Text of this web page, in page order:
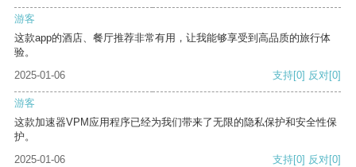
游客
这款app的酒店、餐厅推荐非常有用，让我能够享受到高品质的旅行体
验。
2025-01-06
支持[0] 反对[0]
游客
这款加速器VPM应用程序已经为我们带来了无限的隐私保护和安全性保
护。
2025-01-06
支持[0] 反对[0]